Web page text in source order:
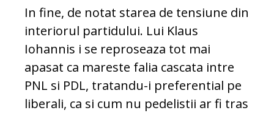
In fine, de notat starea de tensiune din
interiorul partidului. Lui Klaus
Iohannis i se reproseaza tot mai
apasat ca mareste falia cascata intre
PNL si PDL, tratandu-i preferential pe
liberali, ca si cum nu pedelistii ar fi tras